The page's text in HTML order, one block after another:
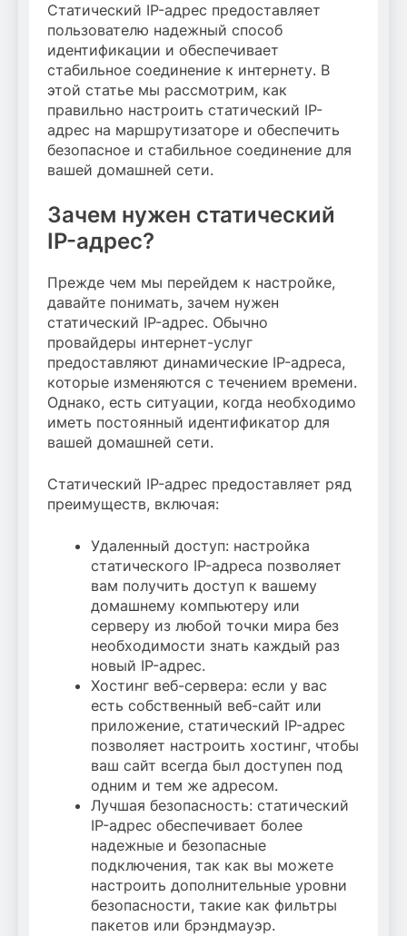
Статический IP-адрес предоставляет
пользователю надежный способ
идентификации и обеспечивает
стабильное соединение к интернету. В
этой статье мы рассмотрим, как
правильно настроить статический IP-
адрес на маршрутизаторе и обеспечить
безопасное и стабильное соединение для
вашей домашней сети.
Зачем нужен статический
IP-адрес?
Прежде чем мы перейдем к настройке,
давайте понимать, зачем нужен
статический IP-адрес. Обычно
провайдеры интернет-услуг
предоставляют динамические IP-адреса,
которые изменяются с течением времени.
Однако, есть ситуации, когда необходимо
иметь постоянный идентификатор для
вашей домашней сети.
Статический IP-адрес предоставляет ряд
преимуществ, включая:
Удаленный доступ: настройка
статического IP-адреса позволяет
вам получить доступ к вашему
домашнему компьютеру или
серверу из любой точки мира без
необходимости знать каждый раз
новый IP-адрес.
Хостинг веб-сервера: если у вас
есть собственный веб-сайт или
приложение, статический IP-адрес
позволяет настроить хостинг, чтобы
ваш сайт всегда был доступен под
одним и тем же адресом.
Лучшая безопасность: статический
IP-адрес обеспечивает более
надежные и безопасные
подключения, так как вы можете
настроить дополнительные уровни
безопасности, такие как фильтры
пакетов или брэндмауэр.